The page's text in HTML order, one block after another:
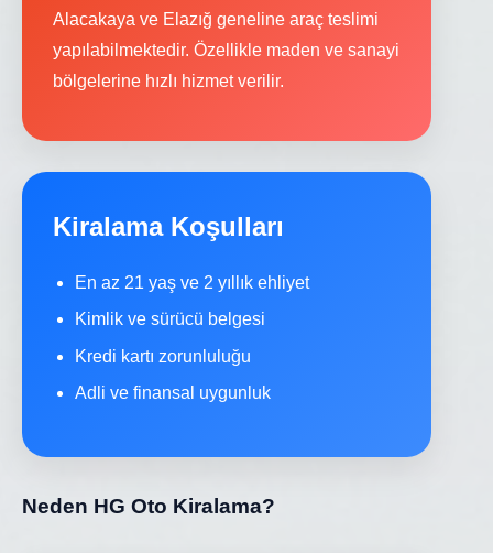
Alacakaya ve Elazığ geneline araç teslimi
yapılabilmektedir. Özellikle maden ve sanayi
bölgelerine hızlı hizmet verilir.
Kiralama Koşulları
En az 21 yaş ve 2 yıllık ehliyet
Kimlik ve sürücü belgesi
Kredi kartı zorunluluğu
Adli ve finansal uygunluk
Neden HG Oto Kiralama?